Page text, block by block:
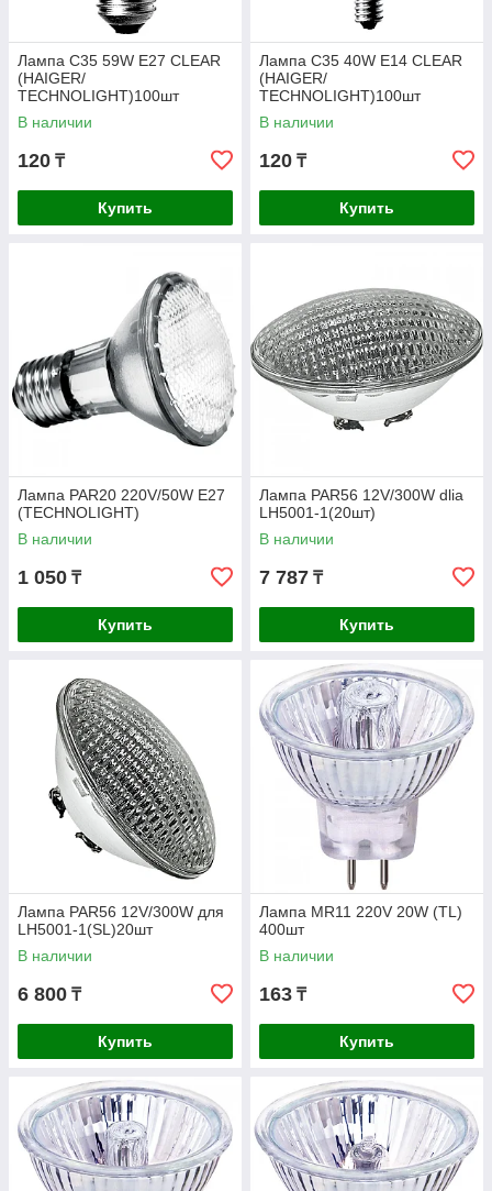
Лампа C35 59W E27 CLEAR
(HAIGER/
TECHNOLIGHT)100шт
В наличии
120 ₸
Купить
Лампа C35 40W E14 CLEAR
(HAIGER/
TECHNOLIGHT)100шт
В наличии
120 ₸
Купить
Лампа PAR20 220V/50W E27
(TECHNOLIGHT)
В наличии
1 050 ₸
Купить
Лампа PAR56 12V/300W dlia
LH5001-1(20шт)
В наличии
7 787 ₸
Купить
Лампа PAR56 12V/300W для
LH5001-1(SL)20шт
В наличии
6 800 ₸
Купить
Лампа MR11 220V 20W (TL)
400шт
В наличии
163 ₸
Купить